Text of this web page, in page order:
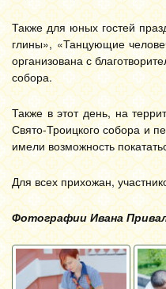
Также для юных гостей
глины», «Танцующие
организована с
собора.
Также в этот день, на
Свято-Троицкого собора и
имели возможность
Для всех прихожан,
Фотографии Ивана